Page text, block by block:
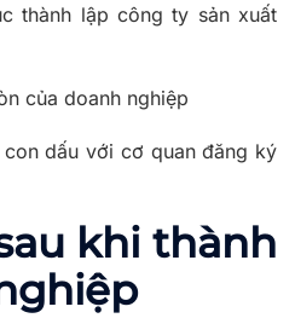
thành lập công ty sản xuất
của doanh nghiệp
dấu với cơ quan đăng ký
khi thành